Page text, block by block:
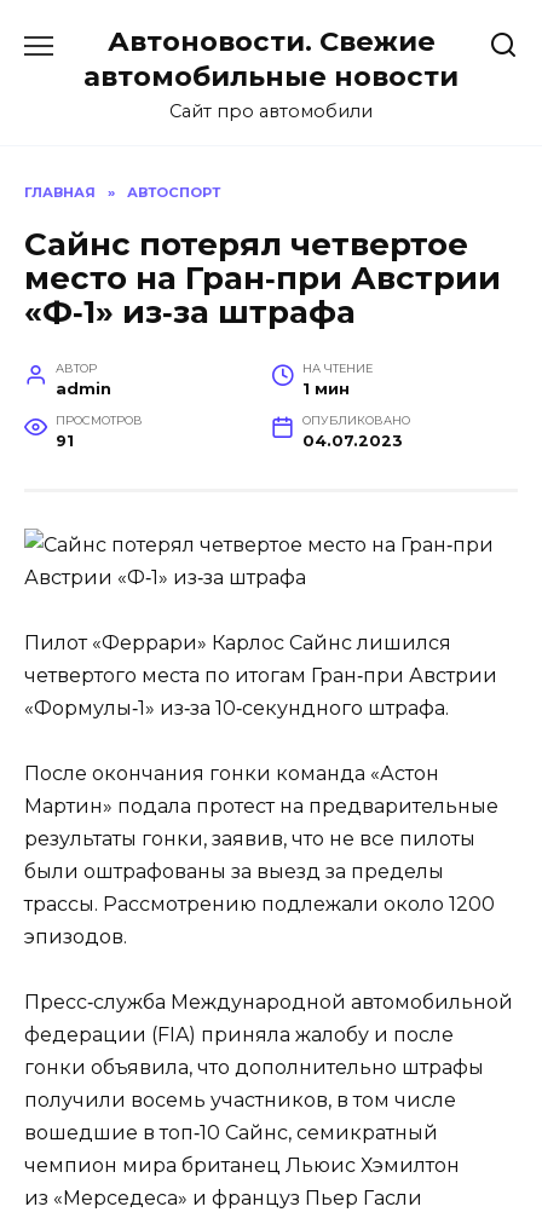
содержанию
Автоновости. Свежие
автомобильные новости
Сайт про автомобили
ГЛАВНАЯ » АВТОСПОРТ
Сайнс потерял четвертое
место на Гран‑при Австрии
«Ф‑1» из‑за штрафа
АВТОР
admin
НА ЧТЕНИЕ
1 мин
ПРОСМОТРОВ
91
ОПУБЛИКОВАНО
04.07.2023
Пилот «Феррари» Карлос Сайнс лишился
четвертого места по итогам Гран‑при Австрии
«Формулы‑1» из‑за 10‑секундного штрафа.
После окончания гонки команда «Астон
Мартин» подала протест на предварительные
результаты гонки, заявив, что не все пилоты
были оштрафованы за выезд за пределы
трассы. Рассмотрению подлежали около 1200
эпизодов.
Пресс‑служба Международной автомобильной
федерации (FIA) приняла жалобу и после
гонки объявила, что дополнительно штрафы
получили восемь участников, в том числе
вошедшие в топ‑10 Сайнс, семикратный
чемпион мира британец Льюис Хэмилтон
из «Мерседеса» и француз Пьер Гасли